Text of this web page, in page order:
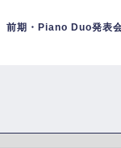
前期・Piano Duo発表